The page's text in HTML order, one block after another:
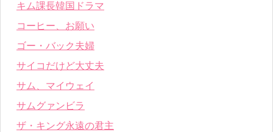
キム課長韓国ドラマ
コーヒー、お願い
ゴー・バック夫婦
サイコだけど大丈夫
サム、マイウェイ
サムグァンビラ
ザ・キング永遠の君主